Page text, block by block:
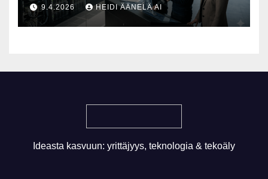
rakennammeko
tulevaisuuden gigatehtaan?
9.4.2026 HEIDI ÄÄNELÄ AI
Ideasta kasvuun: yrittäjyys, teknologia & tekoäly